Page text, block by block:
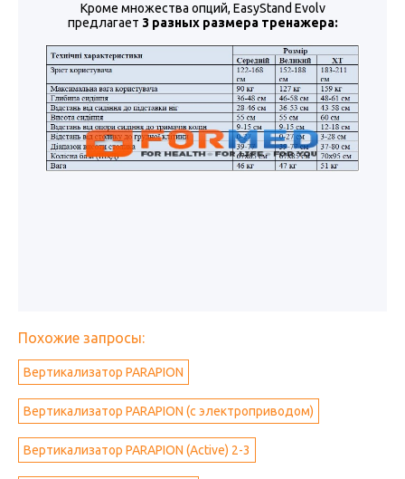
Кроме множества опций, EasyStand Evolv
предлагает 3 разных размера тренажера:
Похожие запросы:
Вертикализатор PARAPION
Вертикализатор PARAPION (с электроприводом)
Вертикализатор PARAPION (Active) 2-3